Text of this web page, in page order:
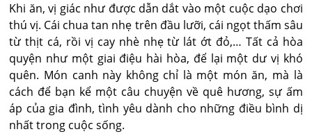
Khi ăn, vị giác như được dẫn dắt vào một cuộc dạo chơi
thú vị. Cái chua tan nhẹ trên đầu lưỡi, cái ngọt thấm sâu
từ thịt cá, rồi vị cay nhè nhẹ từ lát ớt đỏ,… Tất cả hòa
quyện như một giai điệu hài hòa, để lại một dư vị khó
quên. Món canh này không chỉ là một món ăn, mà là
cách để bạn kể một câu chuyện về quê hương, sự ấm
áp của gia đình, tình yêu dành cho những điều bình dị
nhất trong cuộc sống.